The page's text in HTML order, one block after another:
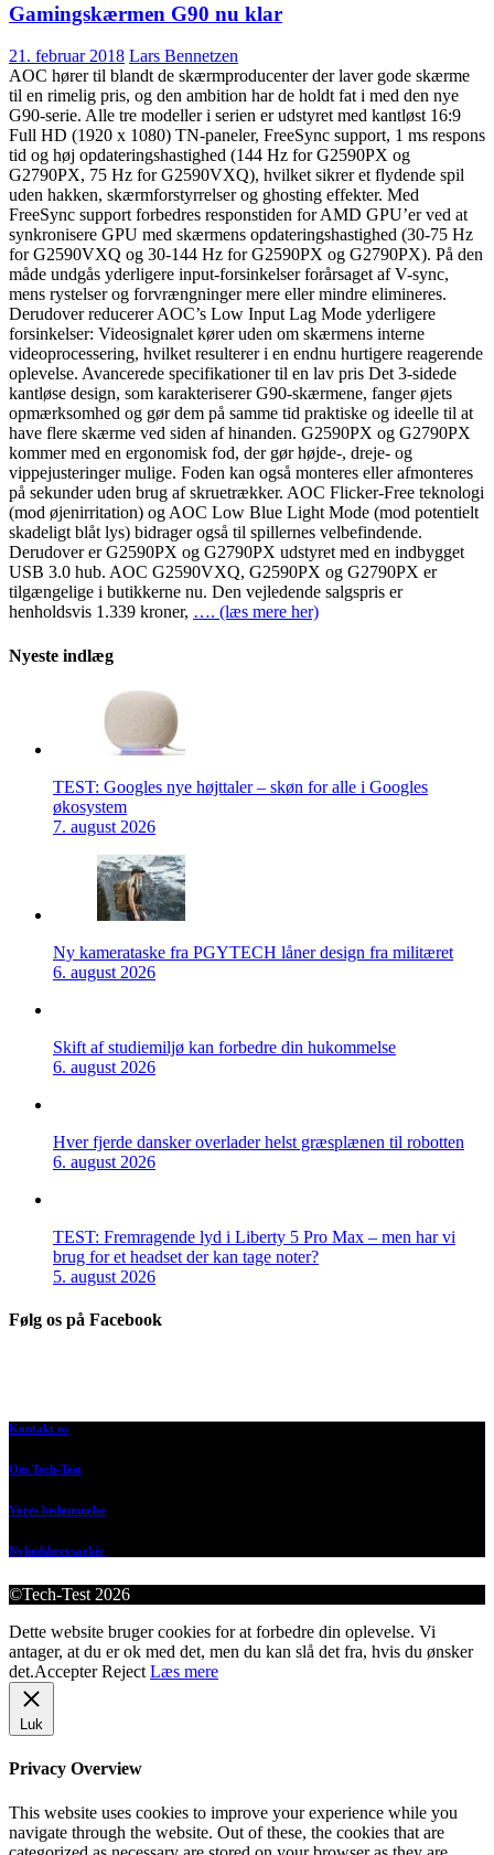
Gamingskærmen G90 nu klar
21. februar 2018 Lars Bennetzen
AOC hører til blandt de skærmproducenter der laver gode skærme
til en rimelig pris, og den ambition har de holdt fat i med den nye
G90-serie. Alle tre modeller i serien er udstyret med kantløst 16:9
Full HD (1920 x 1080) TN-paneler, FreeSync support, 1 ms respons
tid og høj opdateringshastighed (144 Hz for G2590PX og
G2790PX, 75 Hz for G2590VXQ), hvilket sikrer et flydende spil
uden hakken, skærmforstyrrelser og ghosting effekter. Med
FreeSync support forbedres responstiden for AMD GPU’er ved at
synkronisere GPU med skærmens opdateringshastighed (30-75 Hz
for G2590VXQ og 30-144 Hz for G2590PX og G2790PX). På den
måde undgås yderligere input-forsinkelser forårsaget af V-sync,
mens rystelser og forvrængninger mere eller mindre elimineres.
Derudover reducerer AOC’s Low Input Lag Mode yderligere
forsinkelser: Videosignalet kører uden om skærmens interne
videoprocessering, hvilket resulterer i en endnu hurtigere reagerende
oplevelse. Avancerede specifikationer til en lav pris Det 3-sidede
kantløse design, som karakteriserer G90-skærmene, fanger øjets
opmærksomhed og gør dem på samme tid praktiske og ideelle til at
have flere skærme ved siden af hinanden. G2590PX og G2790PX
kommer med en ergonomisk fod, der gør højde-, dreje- og
vippejusteringer mulige. Foden kan også monteres eller afmonteres
på sekunder uden brug af skruetrækker. AOC Flicker-Free teknologi
(mod øjenirritation) og AOC Low Blue Light Mode (mod potentielt
skadeligt blåt lys) bidrager også til spillernes velbefindende.
Derudover er G2590PX og G2790PX udstyret med en indbygget
USB 3.0 hub. AOC G2590VXQ, G2590PX og G2790PX er
tilgængelige i butikkerne nu. Den vejledende salgspris er
henholdsvis 1.339 kroner, …. (læs mere her)
Nyeste indlæg
TEST: Googles nye højttaler – skøn for alle i Googles
økosystem
7. august 2026
Ny kamerataske fra PGYTECH låner design fra militæret
6. august 2026
Skift af studiemiljø kan forbedre din hukommelse
6. august 2026
Hver fjerde dansker overlader helst græsplænen til robotten
6. august 2026
TEST: Fremragende lyd i Liberty 5 Pro Max – men har vi
brug for et headset der kan tage noter?
5. august 2026
Følg os på Facebook
Kontakt os
Om Tech-Test
Vores bedømmelse
Nyhedsbrevsarkiv
©Tech-Test 2026
Dette website bruger cookies for at forbedre din oplevelse. Vi
antager, at du er ok med det, men du kan slå det fra, hvis du ønsker
det.Accepter Reject Læs mere
Luk
Privacy Overview
This website uses cookies to improve your experience while you
navigate through the website. Out of these, the cookies that are